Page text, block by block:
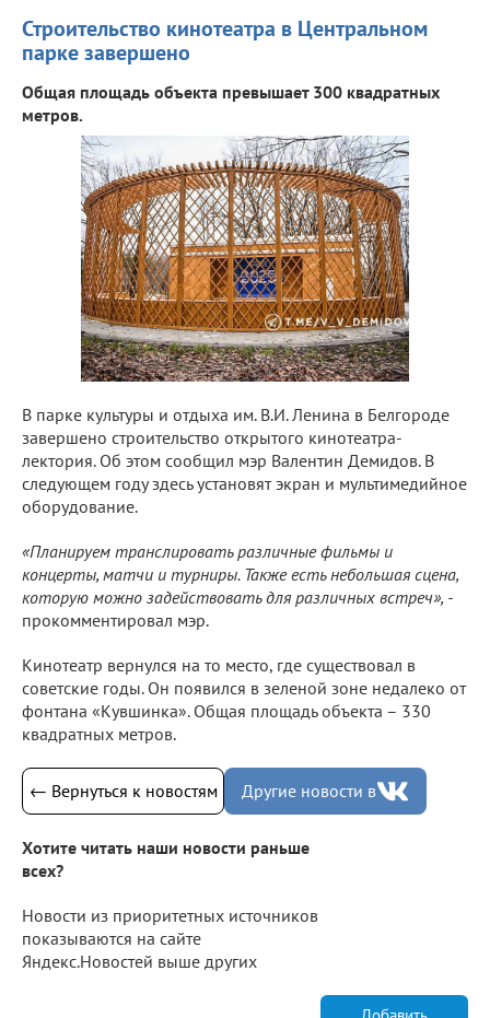
Строительство кинотеатра в Центральном
парке завершено
Общая площадь объекта превышает 300 квадратных
метров.
В парке культуры и отдыха им. В.И. Ленина в Белгороде
завершено строительство открытого кинотеатра-
лектория. Об этом сообщил мэр Валентин Демидов. В
следующем году здесь установят экран и мультимедийное
оборудование.
«Планируем транслировать различные фильмы и
концерты, матчи и турниры. Также есть небольшая сцена,
которую можно задействовать для различных встреч», -
прокомментировал мэр.
Кинотеатр вернулся на то место, где существовал в
советские годы. Он появился в зеленой зоне недалеко от
фонтана «Кувшинка». Общая площадь объекта – 330
квадратных метров.
← Вернуться к новостям Другие новости в
Хотите читать наши новости раньше
всех?
Новости из приоритетных источников
показываются на сайте
Яндекс.Новостей выше других